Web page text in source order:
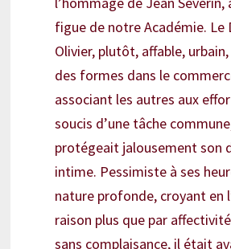
figue de notre Académie. Le
Olivier, plutôt, affable,
des formes dans le
associant les autres aux
soucis d’une tâche
protégeait jalousement son
intime. Pessimiste à ses
nature profonde, croyant en
raison plus que par
sans complaisance, il était